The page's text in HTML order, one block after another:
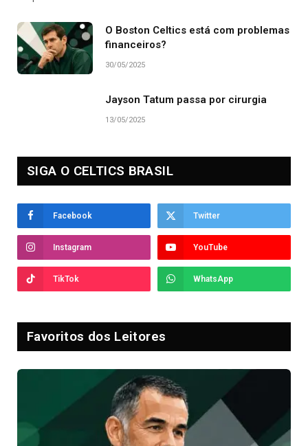
O Boston Celtics está com problemas
financeiros?
30/05/2025
Jayson Tatum passa por cirurgia
13/05/2025
SIGA O CELTICS BRASIL
Facebook Twitter
Instagram YouTube
TikTok WhatsApp
Favoritos dos Leitores